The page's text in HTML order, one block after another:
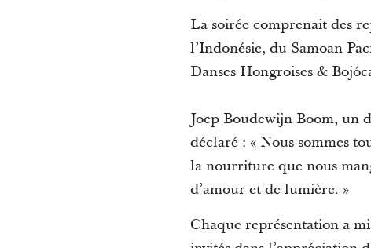
La soirée comprenait des
l’Indonésie, du Samoan
Danses Hongroises &
Joep Boudewijn Boom, un
déclaré : « Nous sommes
la nourriture que nous
d’amour et de lumière. »
Chaque représentation a